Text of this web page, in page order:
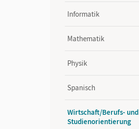
Informatik
Mathematik
Physik
Spanisch
Wirtschaft/Berufs- und
Studienorientierung